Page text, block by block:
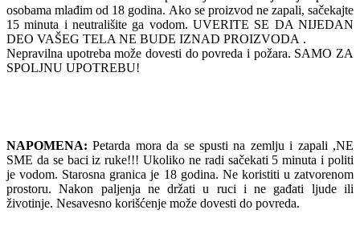
osobama mlađim od 18 godina. Ako se proizvod ne zapali, sačekajte
15 minuta i neutrališite ga vodom. UVERITE SE DA NIJEDAN
DEO VAŠEG TELA NE BUDE IZNAD PROIZVODA .
Nepravilna upotreba može dovesti do povreda i požara. SAMO ZA
SPOLJNU UPOTREBU!
NAPOMENA: Petarda mora da se spusti na zemlju i zapali ,NE
SME da se baci iz ruke!!! Ukoliko ne radi sačekati 5 minuta i politi
je vodom. Starosna granica je 18 godina. Ne koristiti u zatvorenom
prostoru. Nakon paljenja ne držati u ruci i ne gađati ljude ili
životinje. Nesavesno korišćenje može dovesti do povreda.